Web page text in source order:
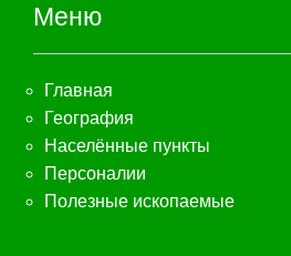
Меню
Главная
География
Населённые пункты
Персоналии
Полезные ископаемые